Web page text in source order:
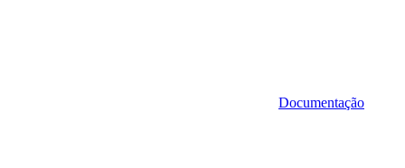
Documentação